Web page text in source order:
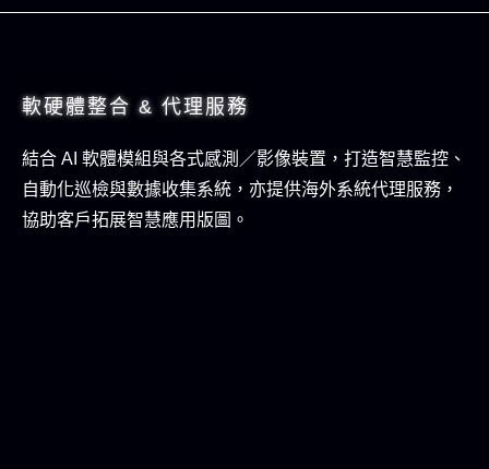
軟硬體整合 & 代理服務
結合 AI 軟體模組與各式感測／影像裝置，打造智慧監控、
自動化巡檢與數據收集系統，亦提供海外系統代理服務，
協助客戶拓展智慧應用版圖。